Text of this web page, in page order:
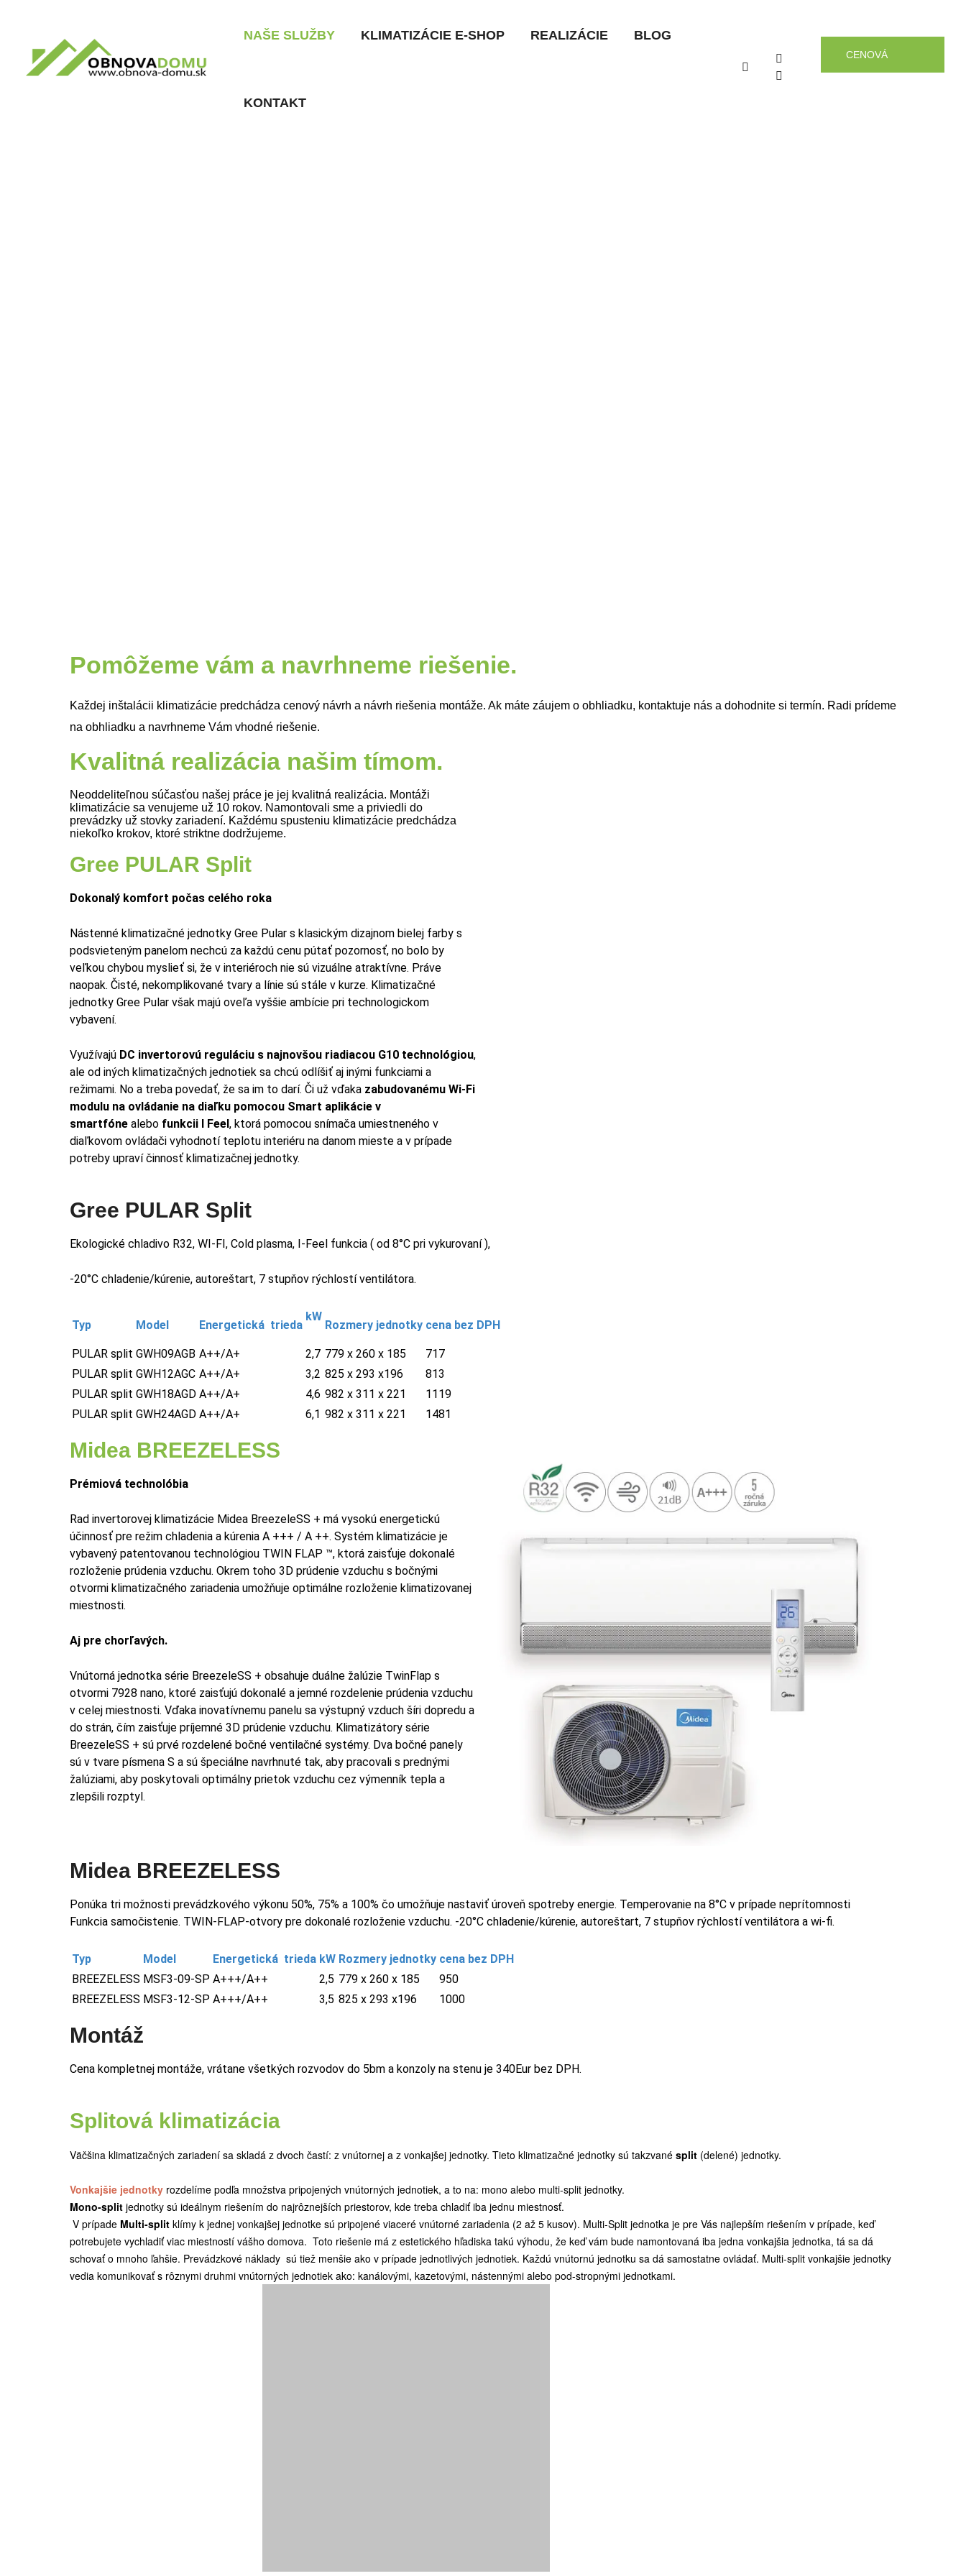
NAŠE SLUŽBY KLIMATIZÁCIE E-SHOP REALIZÁCIE BLOG
KONTAKT
CENOVÁ
Pomôžeme vám a navrhneme riešenie.
Každej inštalácii klimatizácie predchádza cenový návrh a návrh riešenia montáže. Ak máte záujem o obhliadku, kontaktuje nás a dohodnite si termín. Radi prídeme
na obhliadku a navrhneme Vám vhodné riešenie.
Kvalitná realizácia našim tímom.
Neoddeliteľnou súčasťou našej práce je jej kvalitná realizácia. Montáži
klimatizácie sa venujeme už 10 rokov. Namontovali sme a priviedli do
prevádzky už stovky zariadení. Každému spusteniu klimatizácie predchádza
niekoľko krokov, ktoré striktne dodržujeme.
Gree PULAR Split
Dokonalý komfort počas celého roka
Nástenné klimatizačné jednotky Gree Pular s klasickým dizajnom bielej farby s
podsvieteným panelom nechcú za každú cenu pútať pozornosť, no bolo by
veľkou chybou myslieť si, že v interiéroch nie sú vizuálne atraktívne. Práve
naopak. Čisté, nekomplikované tvary a línie sú stále v kurze. Klimatizačné
jednotky Gree Pular však majú oveľa vyššie ambície pri technologickom
vybavení.
Využívajú DC invertorovú reguláciu s najnovšou riadiacou G10 technológiou,
ale od iných klimatizačných jednotiek sa chcú odlíšiť aj inými funkciami a
režimami. No a treba povedať, že sa im to darí. Či už vďaka zabudovanému Wi-Fi
modulu na ovládanie na diaľku pomocou Smart aplikácie v
smartfóne alebo funkcii I Feel, ktorá pomocou snímača umiestneného v
diaľkovom ovládači vyhodnotí teplotu interiéru na danom mieste a v prípade
potreby upraví činnosť klimatizačnej jednotky.
Gree PULAR Split
Ekologické chladivo R32, WI-FI, Cold plasma, I-Feel funkcia ( od 8°C pri vykurovaní ),
-20°C chladenie/kúrenie, autoreštart, 7 stupňov rýchlostí ventilátora.
Typ Model Energetická trieda
kW
Rozmery jednotky cena bez DPH
PULAR split GWH09AGB A++/A+ 2,7 779 x 260 x 185
717
PULAR split GWH12AGC A++/A+ 3,2 825 x 293 x196
813
PULAR split GWH18AGD A++/A+ 4,6 982 x 311 x 221
1119
PULAR split GWH24AGD A++/A+ 6,1 982 x 311 x 221 1481
Midea BREEZELESS
Prémiová technolóbia
Rad invertorovej klimatizácie Midea BreezeleSS + má vysokú energetickú
účinnosť pre režim chladenia a kúrenia A +++ / A ++. Systém klimatizácie je
vybavený patentovanou technológiou TWIN FLAP ™, ktorá zaisťuje dokonalé
rozloženie prúdenia vzduchu. Okrem toho 3D prúdenie vzduchu s bočnými
otvormi klimatizačného zariadenia umožňuje optimálne rozloženie klimatizovanej
miestnosti.
Aj pre chorľavých.
Vnútorná jednotka série BreezeleSS + obsahuje duálne žalúzie TwinFlap s
otvormi 7928 nano, ktoré zaisťujú dokonalé a jemné rozdelenie prúdenia vzduchu
v celej miestnosti. Vďaka inovatívnemu panelu sa výstupný vzduch šíri dopredu a
do strán, čím zaisťuje príjemné 3D prúdenie vzduchu. Klimatizátory série
BreezeleSS + sú prvé rozdelené bočné ventilačné systémy. Dva bočné panely
sú v tvare písmena S a sú špeciálne navrhnuté tak, aby pracovali s prednými
žalúziami, aby poskytovali optimálny prietok vzduchu cez výmenník tepla a
zlepšili rozptyl.
Midea BREEZELESS
Ponúka tri možnosti prevádzkového výkonu 50%, 75% a 100% čo umožňuje nastaviť úroveň spotreby energie. Temperovanie na 8°C v prípade neprítomnosti
Funkcia samočistenie. TWIN-FLAP-otvory pre dokonalé rozloženie vzduchu. -20°C chladenie/kúrenie, autoreštart, 7 stupňov rýchlostí ventilátora a wi-fi.
Typ Model Energetická trieda kW Rozmery jednotky cena bez DPH
BREEZELESS MSF3-09-SP A+++/A++ 2,5 779 x 260 x 185
950
BREEZELESS MSF3-12-SP A+++/A++ 3,5 825 x 293 x196 1000
Montáž
Cena kompletnej montáže, vrátane všetkých rozvodov do 5bm a konzoly na stenu je 340Eur bez DPH.
Splitová klimatizácia
Väčšina klimatizačných zariadení sa skladá z dvoch častí: z vnútornej a z vonkajšej jednotky. Tieto klimatizačné jednotky sú takzvané split (delené) jednotky.
Vonkajšie jednotky rozdelíme podľa množstva pripojených vnútorných jednotiek, a to na: mono alebo multi-split jednotky.
Mono-split jednotky sú ideálnym riešením do najrôznejších priestorov, kde treba chladiť iba jednu miestnosť.
V prípade Multi-split klímy k jednej vonkajšej jednotke sú pripojené viaceré vnútorné zariadenia (2 až 5 kusov). Multi-Split jednotka je pre Vás najlepším riešením v prípade, keď
potrebujete vychladiť viac miestností vášho domova. Toto riešenie má z estetického hľadiska takú výhodu, že keď vám bude namontovaná iba jedna vonkajšia jednotka, tá sa dá
schovať o mnoho ľahšie. Prevádzkové náklady sú tiež menšie ako v prípade jednotlivých jednotiek. Každú vnútornú jednotku sa dá samostatne ovládať. Multi-split vonkajšie jednotky
vedia komunikovať s rôznymi druhmi vnútorných jednotiek ako: kanálovými, kazetovými, nástennými alebo pod-stropnými jednotkami.